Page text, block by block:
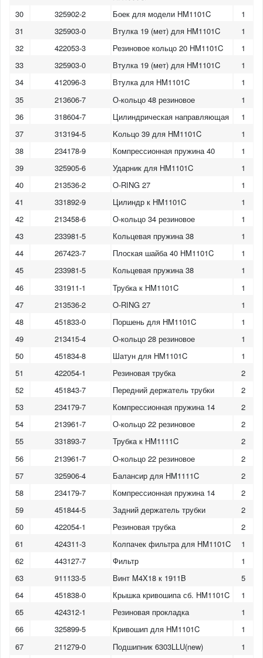
30 325902-2 Боек для модели HM1101C
1
31
325903-0 Втулка 19 (мет) для HM1101C
1
32
422053-3 Резиновое кольцо 20 HM1101C
1
33
325903-0 Втулка 19 (мет) для HM1101C
1
34
412096-3 Втулка для HM1101C
1
35
213606-7 О-кольцо 48 резиновое
1
36
318604-7 Цилиндрическая направляющая
1
37
313194-5 Kольцо 39 для HM1101C
1
38
234178-9 Компрессионная пружина 40
1
39
325905-6 Ударник для HM1101C
1
40
213536-2 O-RING 27
1
41
331892-9 Цилиндр к HM1101C
1
42
213458-6 О-кольцо 34 резиновое
1
43
233981-5 Кольцевая пружина 38
1
44
267423-7 Плоская шайба 40 HM1101C
1
45
233981-5 Кольцевая пружина 38
1
46
331911-1 Трубка к HM1101C
1
47
213536-2 O-RING 27
1
48
451833-0 Поршень для HM1101C
1
49
213415-4 О-кольцо 28 резиновое
1
50
451834-8 Шатун для HM1101C
1
51
422054-1 Резиновая трубка
2
52
451843-7 Передний держатель трубки
2
53
234179-7 Компрессионная пружина 14
2
54
213961-7 О-кольцо 22 резиновое
2
55
331893-7 Трубка к HM1111C
2
56
213961-7 О-кольцо 22 резиновое
2
57
325906-4 Балансир для HM1111C
2
58
234179-7 Компрессионная пружина 14
2
59
451844-5 Задний держатель трубки
2
60
422054-1 Резиновая трубка
2
61
424311-3 Колпачек фильтра для HM1101C
1
62
443127-7 Фильтр
1
63
911133-5 Винт M4X18 к 1911B
5
64
451838-0 Крышка кривошипа сб. HM1101C
1
65
424312-1 Резиновая прокладка
1
66
325899-5 Кривошип для HM1101C
1
67
211279-0 Подшипник 6303LLU(new)
1